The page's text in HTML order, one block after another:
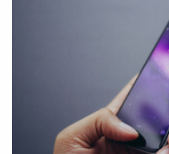
是近期波動幅度明顯擴大
盤價跌幅達42.68％，且近
達92元，因此同步採
價格劇烈震盪。● 千附（
升而遭列入處置。近6個營
38.83％，當日周轉率
20日起採5分鐘分盤撮合，